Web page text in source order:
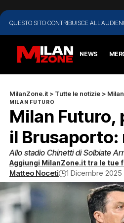
QUESTO SITO CONTRIBUISCE
NEWS
MilanZone.it > Tutte le notizie >
MILAN FUTURO
Milan Futuro,
il Brusaporto:
Allo stadio Chinetti di Solbiate
Aggiungi MilanZone.it tra le tue
Matteo Noceti 1 Dicembre 2025